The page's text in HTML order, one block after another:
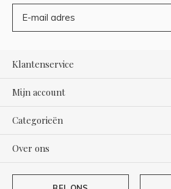
Klantenservice
Mijn account
Categorieën
Over ons